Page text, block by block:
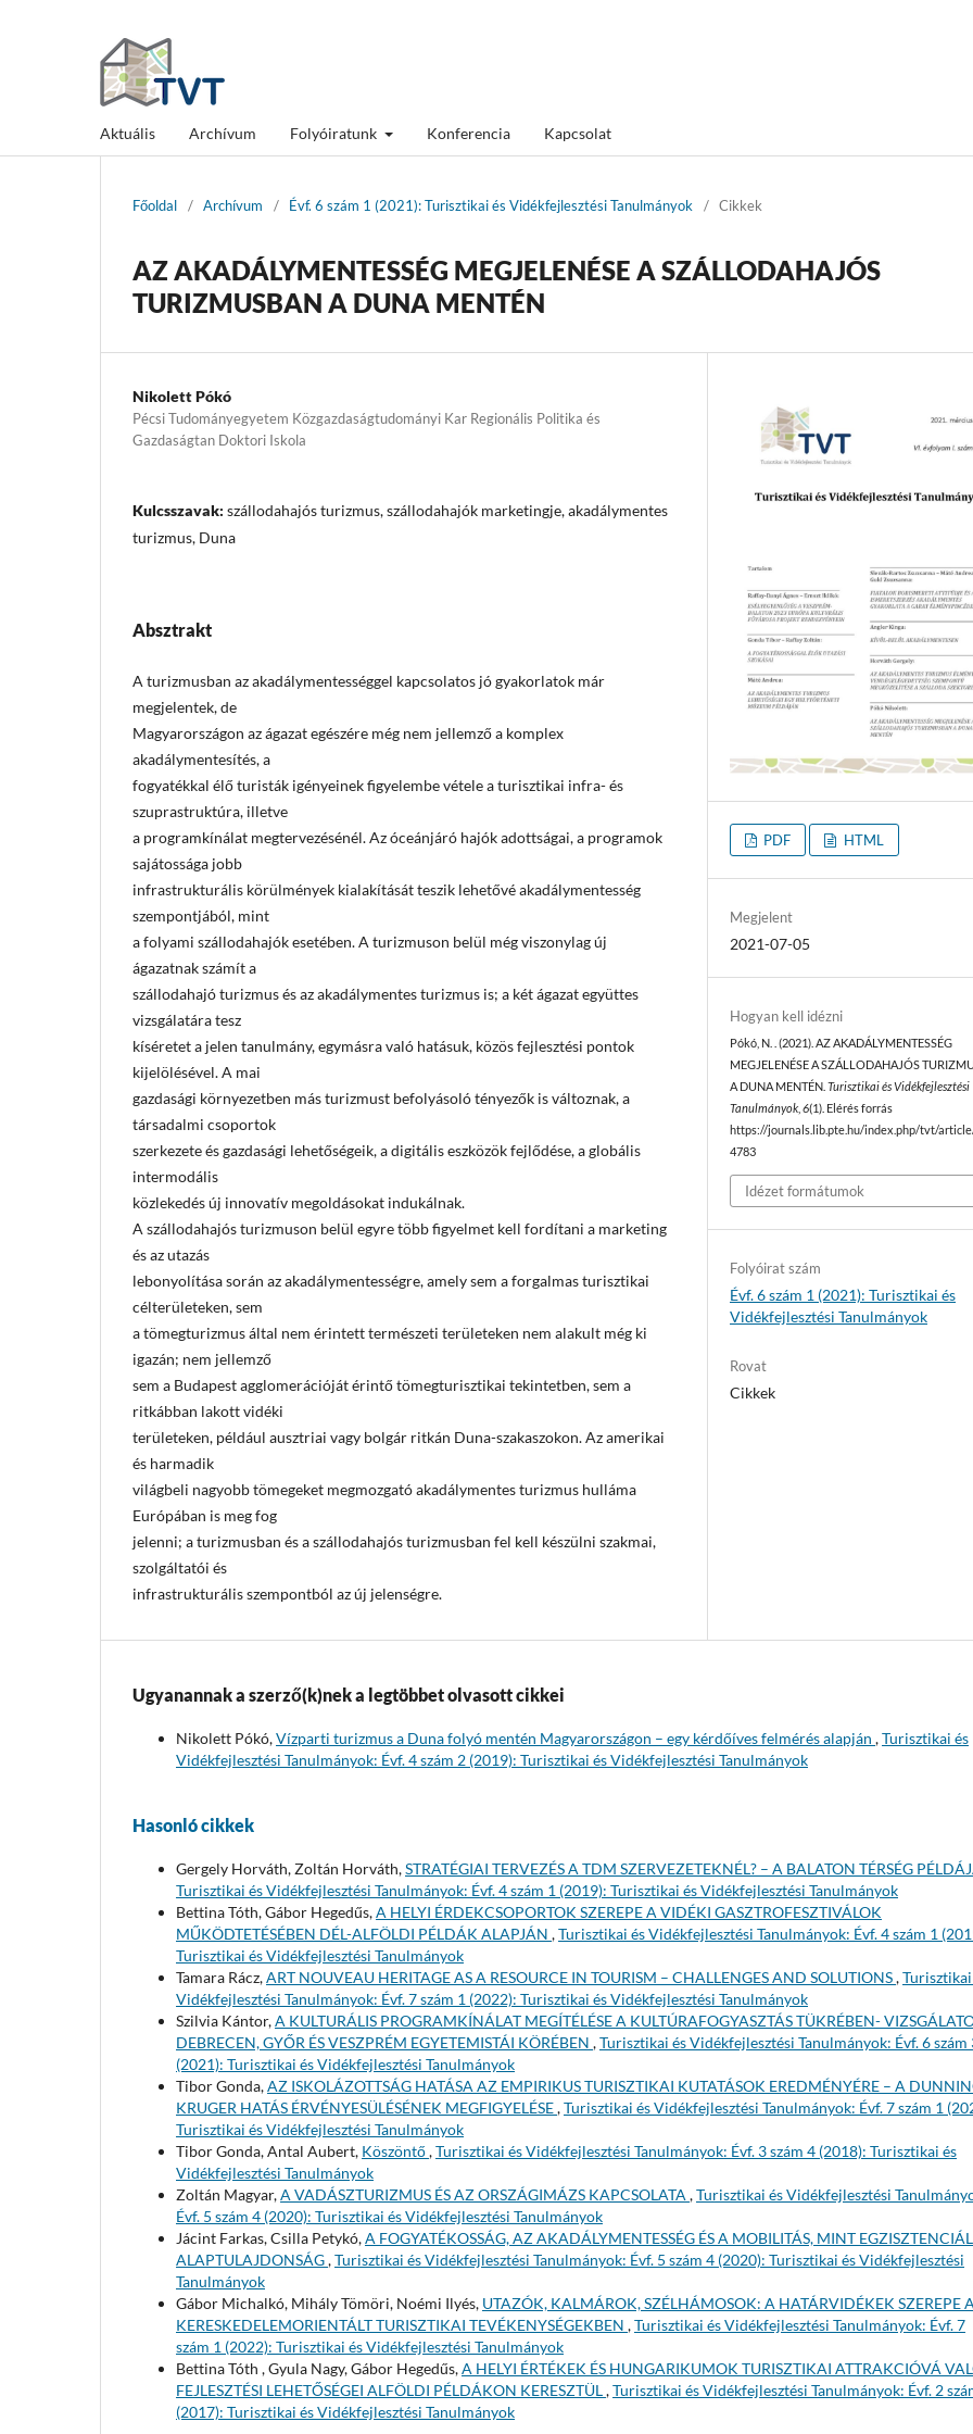
Aktuális Archívum Folyóiratunk Konferencia Kapcsolat
Főoldal / Archívum / Évf. 6 szám 1 (2021): Turisztikai és Vidékfejlesztési Tanulmányok / Cikkek
AZ AKADÁLYMENTESSÉG MEGJELENÉSE A SZÁLLODAHAJÓS
TURIZMUSBAN A DUNA MENTÉN
Nikolett Pókó
Pécsi Tudományegyetem Közgazdaságtudományi Kar Regionális Politika és
Gazdaságtan Doktori Iskola
Kulcsszavak: szállodahajós turizmus, szállodahajók marketingje, akadálymentes
turizmus, Duna
Absztrakt
A turizmusban az akadálymentességgel kapcsolatos jó gyakorlatok már
megjelentek, de
Magyarországon az ágazat egészére még nem jellemző a komplex
akadálymentesítés, a
fogyatékkal élő turisták igényeinek figyelembe vétele a turisztikai infra- és
szuprastruktúra, illetve
a programkínálat megtervezésénél. Az óceánjáró hajók adottságai, a programok
sajátossága jobb
infrastrukturális körülmények kialakítását teszik lehetővé akadálymentesség
szempontjából, mint
a folyami szállodahajók esetében. A turizmuson belül még viszonylag új
ágazatnak számít a
szállodahajó turizmus és az akadálymentes turizmus is; a két ágazat együttes
vizsgálatára tesz
kíséretet a jelen tanulmány, egymásra való hatásuk, közös fejlesztési pontok
kijelölésével. A mai
gazdasági környezetben más turizmust befolyásoló tényezők is változnak, a
társadalmi csoportok
szerkezete és gazdasági lehetőségeik, a digitális eszközök fejlődése, a globális
intermodális
közlekedés új innovatív megoldásokat indukálnak.
A szállodahajós turizmuson belül egyre több figyelmet kell fordítani a marketing
és az utazás
lebonyolítása során az akadálymentességre, amely sem a forgalmas turisztikai
célterületeken, sem
a tömegturizmus által nem érintett természeti területeken nem alakult még ki
igazán; nem jellemző
sem a Budapest agglomerációját érintő tömegturisztikai tekintetben, sem a
ritkábban lakott vidéki
területeken, például ausztriai vagy bolgár ritkán Duna-szakaszokon. Az amerikai
és harmadik
világbeli nagyobb tömegeket megmozgató akadálymentes turizmus hulláma
Európában is meg fog
jelenni; a turizmusban és a szállodahajós turizmusban fel kell készülni szakmai,
szolgáltatói és
infrastrukturális szempontból az új jelenségre.
PDF HTML
Megjelent
2021-07-05
Hogyan kell idézni
Pókó, N. . (2021). AZ AKADÁLYMENTESSÉG
MEGJELENÉSE A SZÁLLODAHAJÓS
A DUNA MENTÉN.Turisztikai és Vidékfejlesztési
Tanulmányok,6(1). Elérés forrás
https://journals.lib.pte.hu/index.php/tvt/
4783
Idézet formátumok
Folyóirat szám
Évf. 6 szám 1 (2021): Turisztikai és
Vidékfejlesztési Tanulmányok
Rovat
Cikkek
Ugyanannak a szerző(k)nek a legtöbbet olvasott cikkei
Nikolett Pókó,Vízparti turizmus a Duna folyó mentén Magyarországon – egy kérdőíves felmérés alapján ,Turisztikai és
Vidékfejlesztési Tanulmányok: Évf. 4 szám 2 (2019): Turisztikai és Vidékfejlesztési Tanulmányok
Hasonló cikkek
Gergely Horváth, Zoltán Horváth,STRATÉGIAI TERVEZÉS A TDM SZERVEZETEKNÉL? – A BALATON TÉRSÉG
Turisztikai és Vidékfejlesztési Tanulmányok: Évf. 4 szám 1 (2019): Turisztikai és Vidékfejlesztési Tanulmányok
Bettina Tóth, Gábor Hegedűs,A HELYI ÉRDEKCSOPORTOK SZEREPE A VIDÉKI GASZTROFESZTIVÁLOK
MŰKÖDTETÉSÉBEN DÉL-ALFÖLDI PÉLDÁK ALAPJÁN ,Turisztikai és Vidékfejlesztési Tanulmányok: Évf. 4 szám 1
Turisztikai és Vidékfejlesztési Tanulmányok
Tamara Rácz,ART NOUVEAU HERITAGE AS A RESOURCE IN TOURISM – CHALLENGES AND SOLUTIONS,Turisztikai
Vidékfejlesztési Tanulmányok: Évf. 7 szám 1 (2022): Turisztikai és Vidékfejlesztési Tanulmányok
Szilvia Kántor,A KULTURÁLIS PROGRAMKÍNÁLAT MEGÍTÉLÉSE A KULTÚRAFOGYASZTÁS TÜKRÉBEN-
DEBRECEN, GYŐR ÉS VESZPRÉM EGYETEMISTÁI KÖRÉBEN ,Turisztikai és Vidékfejlesztési Tanulmányok: Évf. 6 szám
(2021): Turisztikai és Vidékfejlesztési Tanulmányok
Tibor Gonda,AZ ISKOLÁZOTTSÁG HATÁSA AZ EMPIRIKUS TURISZTIKAI KUTATÁSOK EREDMÉNYÉRE – A
KRUGER HATÁS ÉRVÉNYESÜLÉSÉNEK MEGFIGYELÉSE,Turisztikai és Vidékfejlesztési Tanulmányok: Évf. 7 szám 1
Turisztikai és Vidékfejlesztési Tanulmányok
Tibor Gonda, Antal Aubert, Köszöntő,Turisztikai és Vidékfejlesztési Tanulmányok: Évf. 3 szám 4 (2018): Turisztikai és
Vidékfejlesztési Tanulmányok
Zoltán Magyar,A VADÁSZTURIZMUS ÉS AZ ORSZÁGIMÁZS KAPCSOLATA ,Turisztikai és Vidékfejlesztési
Évf. 5 szám 4 (2020): Turisztikai és Vidékfejlesztési Tanulmányok
Jácint Farkas, Csilla Petykó,A FOGYATÉKOSSÁG, AZ AKADÁLYMENTESSÉG ÉS A MOBILITÁS, MINT
ALAPTULAJDONSÁG,Turisztikai és Vidékfejlesztési Tanulmányok: Évf. 5 szám 4 (2020): Turisztikai és Vidékfejlesztési
Tanulmányok
Gábor Michalkó, Mihály Tömöri, Noémi Ilyés, UTAZÓK, KALMÁROK, SZÉLHÁMOSOK: A HATÁRVIDÉKEK SZEREPE A
KERESKEDELEMORIENTÁLT TURISZTIKAI TEVÉKENYSÉGEKBEN ,Turisztikai és Vidékfejlesztési Tanulmányok: Évf. 7
szám 1 (2022): Turisztikai és Vidékfejlesztési Tanulmányok
Bettina Tóth , Gyula Nagy, Gábor Hegedűs,A HELYI ÉRTÉKEK ÉS HUNGARIKUMOK TURISZTIKAI ATTRAKCIÓVÁ
FEJLESZTÉSI LEHETŐSÉGEI ALFÖLDI PÉLDÁKON KERESZTÜL,Turisztikai és Vidékfejlesztési Tanulmányok: Évf. 2
(2017): Turisztikai és Vidékfejlesztési Tanulmányok